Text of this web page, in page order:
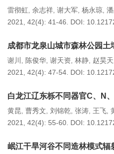
雷彻虹, 余志祥, 谢大军, 杨永琼,
2021, 42(4): 41-46.
DOI:
成都市龙泉山城市森林公园
谢川 , 陈俊华, 谢天资, 林静, 赵昊天
2021, 42(4): 47-54. DOI:
白龙江辽东栎不同器官C、N
黄昆, 曹秀文, 刘锦乾, 张涛, 王飞,
2021, 42(4): 55-60. DOI:
岷江干旱河谷不同造林模式